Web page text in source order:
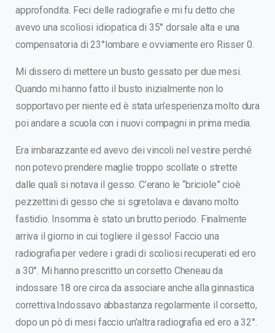
approfondita. Feci delle radiografie e mi fu detto che
avevo una scoliosi idiopatica di 35° dorsale alta e una
compensatoria di 23°lombare e ovviamente ero Risser 0.
Mi dissero di mettere un busto gessato per due mesi.
Quando mi hanno fatto il busto inizialmente non lo
sopportavo per niente ed è stata un’esperienza molto dura
poi andare a scuola con i nuovi compagni in prima media.
Era imbarazzante ed avevo dei vincoli nel vestire perché
non potevo prendere maglie troppo scollate o strette
dalle quali si notava il gesso. C’erano le “briciole” cioè
pezzettini di gesso che si sgretolava e davano molto
fastidio. Insomma è stato un brutto periodo. Finalmente
arriva il giorno in cui togliere il gesso! Faccio una
radiografia per vedere i gradi di scoliosi recuperati ed ero
a 30°. Mi hanno prescritto un corsetto Cheneau da
indossare 18 ore circa da associare anche alla ginnastica
correttiva.Indossavo abbastanza regolarmente il corsetto,
dopo un pò di mesi faccio un’altra radiografia ed ero a 32°.